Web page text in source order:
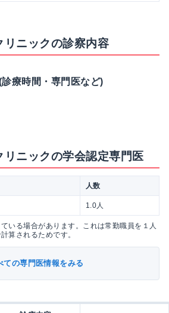
リニックの診察内容
療時間・専門医など)
リニックの学会認定専門医
人数
1.0人
いる場合があります。これは常勤職員を１人
算されるためです。
ての専門医情報をみる